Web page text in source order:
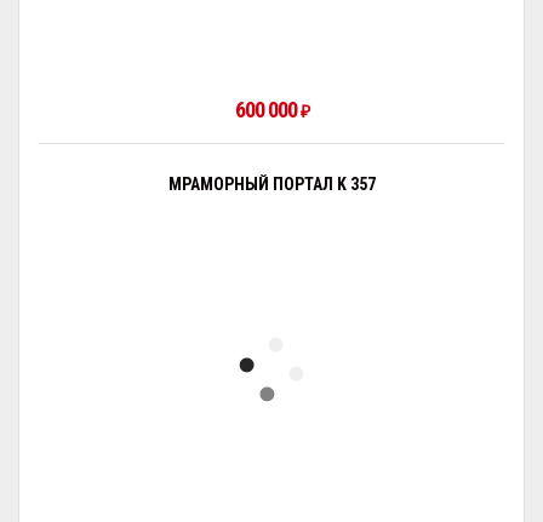
600 000₽
МРАМОРНЫЙ ПОРТАЛ K 357